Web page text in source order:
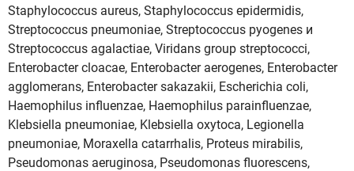
Staphylococcus aureus, Staphylococcus epidermidis,
Streptococcus pneumoniae, Streptococcus pyogenes и
Streptococcus agalactiae, Viridans group streptococci,
Enterobacter cloacae, Enterobacter aerogenes, Enterobacter
agglomerans, Enterobacter sakazakii, Escherichia coli,
Haemophilus influеnzае, Haemophilus parainfluenzae,
Klebsiella pneumoniae, Klebsiella oxytoca, Legionella
pneumoniae, Moraxella catarrhalis, Proteus mirabilis,
Pseudomonas aeruginosa, Pseudomonas fluorescens,